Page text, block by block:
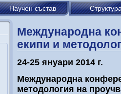
Научен състав
Международна
екипи и
24-25 януари 2014 г.
Международна
методология на